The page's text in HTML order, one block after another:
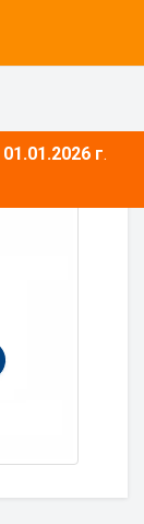
01.01.2026 г.